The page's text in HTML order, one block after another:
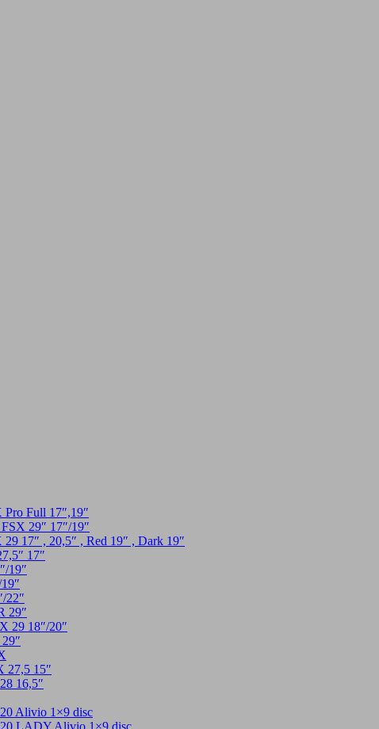
Full 17″,19″
29″ 17″/19″
, 20,5″ , Red 19″ , Dark 19″
17″
18″/20″
15″
1×9 disc
Alivio 1×9 disc